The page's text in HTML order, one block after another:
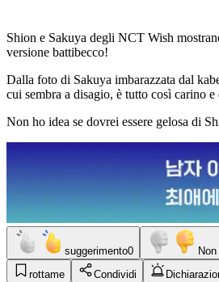
Shion e Sakuya degli NCT Wish
versione battibecco!
Dalla foto di Sakuya imbarazzata dal
cui sembra a disagio, è tutto così carino e
Non ho idea se dovrei essere gelosa di
suggerimento0
rottame
Condividi